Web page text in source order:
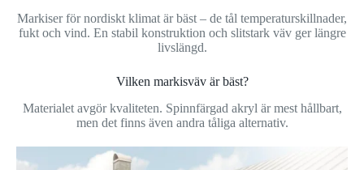
Markiser för nordiskt klimat är bäst – de tål temperaturskillnader,
fukt och vind. En stabil konstruktion och slitstark väv ger längre
livslängd.
Vilken markisväv är bäst?
Materialet avgör kvaliteten. Spinnfärgad akryl är mest hållbart,
men det finns även andra tåliga alternativ.